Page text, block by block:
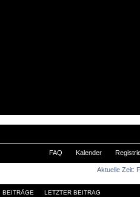
FAQ Kalender
Aktuelle Zeit:
BEITRÄGE LETZTER BEITRAG